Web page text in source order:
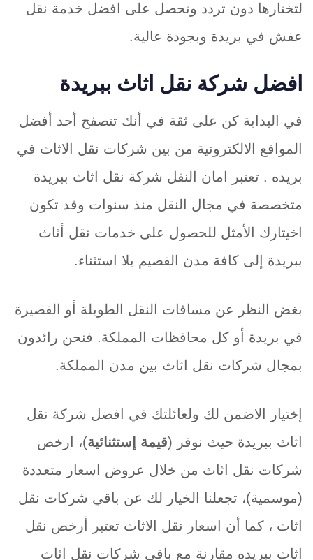
لتختارها دون تردد وتحصل على افضل خدمة نقل
عفش في بريدة وبجودة عالية.
افضل شركة نقل اثاث ببريدة
في البداية كن على ثقة في أنك تتصفح أحد أفضل
المواقع الالكترونية من بين شركات نقل الاثاث في
بريده . تعتبر امان النقل شركة نقل اثاث ببريدة
متخصصة في مجال النقل منذ سنوات وقد تكون
اخيتارك الأمثل للحصول على خدمات نقل أثاث
ببريدة إلى كافة مدن القصيم بلا استثناء.
بغض النظر عن مسافات النقل الطويلة أو القصيرة
في بريدة أو كل محافظات المملكة. فنحن رائدون
بمجال شركات نقل اثاث بين مدن المملكة.
إختيار الاضمن لك ولعائلتك في افضل شركة نقل
اثاث ببريدة حيث نوفر (قيمة إستثنائية)، ارخص
شركات نقل اثاث من خلال عروض اسعار متعددة
(موسمية)، تجعلنا الخيار لك عن باقي شركات نقل
اثاث ، كما أن اسعار نقل الاثاث تعتبر أرخص نقل
اثاث ببريده مقارنة مع باقي شركات نقل اثاث